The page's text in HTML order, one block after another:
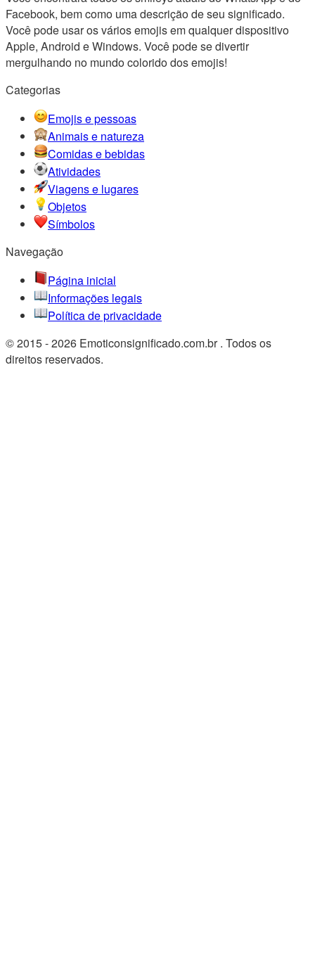
Facebook, bem como uma descrição de seu significado.
Você pode usar os vários emojis em qualquer dispositivo
Apple, Android e Windows. Você pode se divertir
mergulhando no mundo colorido dos emojis!
Categorias
Emojis e pessoas
Animais e natureza
Comidas e bebidas
Atividades
Viagens e lugares
Objetos
Símbolos
Navegação
Página inicial
Informações legais
Política de privacidade
© 2015 - 2026 Emoticonsignificado.com.br . Todos os
direitos reservados.